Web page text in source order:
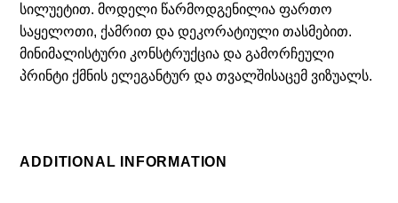
სილუეტით. მოდელი წარმოდგენილია ფართო
საყელოთი, ქამრით და დეკორატიული თასმებით.
მინიმალისტური კონსტრუქცია და გამორჩეული
პრინტი ქმნის ელეგანტურ და თვალშისაცემ ვიზუალს.
ADDITIONAL INFORMATION